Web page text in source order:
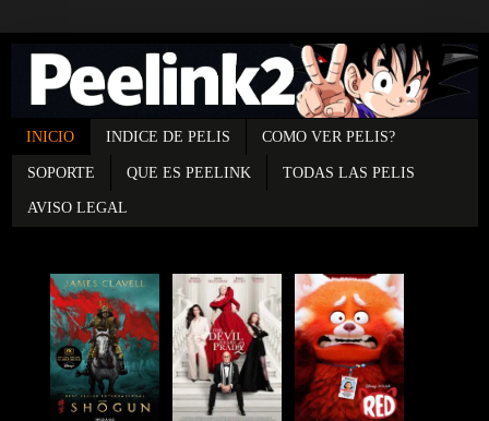
INICIO INDICE DE PELIS COMO VER PELIS?
SOPORTE QUE ES PEELINK TODAS LAS PELIS
AVISO LEGAL